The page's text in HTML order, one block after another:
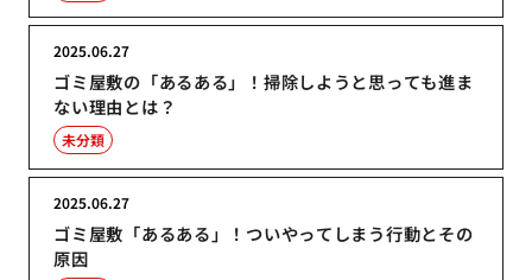
ゴミ屋敷の「あるある」！掃除しようと思っても進ま
ない理由とは？
2025.06.27
未分類
ゴミ屋敷「あるある」！ついやってしまう行動とその
原因
2025.06.27